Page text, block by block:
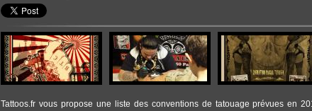
Tattoos.fr vous propose une liste des conventions de tatouage prévues en